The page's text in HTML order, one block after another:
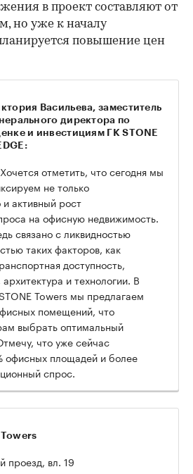
в проект составляют от
м, но уже к началу
повышение цен
Васильева, заместитель
директора по
и инвестициям ГК STONE
отметить, что сегодня мы
не только
и активный рост
на офисную недвижимость.
связано с ликвидностью
таких факторов, как
доступность,
и технологии. В
Towers мы предлагаем
помещений, что
выбрать оптимальный
что уже сейчас
офисных площадей и более
спрос.
проезд, вл. 19